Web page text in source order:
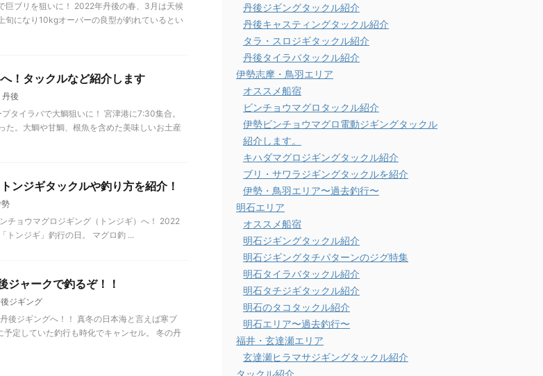
リを狙いに！ 2022年丹後の春、3月は天候
旬になり10kgオーバーの良型が釣れているとい
！タックルなど紹介します
丹後
ラバで大鯛狙いに！ 宮津港に7:30集合。
た。大鯛や甘鯛、根魚を含めた美味しいお土産
ンジギタックルや釣り方を紹介！
ョウマグロジギング（トンジギ）へ！ 2022
トンジギ」釣行の日。 マグロ釣 ...
ジャークで釣るぞ！！
ジギング
ギングへ！！ 真冬の日本海と言えば寒ブ
定していた釣行も時化でキャンセル。 冬の丹
丹後ジギングタックル紹介
丹後キャスティングタックル紹介
タラ・スロジギタックル紹介
丹後タイラバタックル紹介
伊勢志摩・鳥羽エリア
オススメ船宿
ビンチョウマグロタックル紹介
伊勢ビンチョウマグロ電動ジギングタックル
紹介します。
キハダマグロジギングタックル紹介
ブリ・サワラジギングタックルを紹介
伊勢・鳥羽エリア〜過去釣行〜
明石エリア
オススメ船宿
明石ジギングタックル紹介
明石ジギングタチパターンのジグ特集
明石タイラバタックル紹介
明石タチジギタックル紹介
明石のタコタックル紹介
明石エリア〜過去釣行〜
福井・玄達瀬エリア
玄達瀬ヒラマサジギングタックル紹介